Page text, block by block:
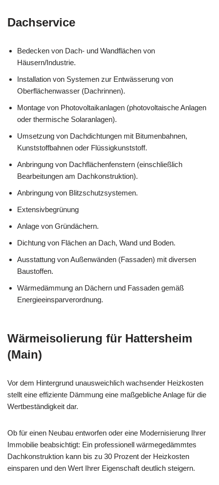
Dachservice
Bedecken von Dach- und Wandflächen von
Häusern/Industrie.
Installation von Systemen zur Entwässerung von
Oberflächenwasser (Dachrinnen).
Montage von Photovoltaikanlagen (photovoltaische Anlagen
oder thermische Solaranlagen).
Umsetzung von Dachdichtungen mit Bitumenbahnen,
Kunststoffbahnen oder Flüssigkunststoff.
Anbringung von Dachflächenfenstern (einschließlich
Bearbeitungen am Dachkonstruktion).
Anbringung von Blitzschutzsystemen.
Extensivbegrünung
Anlage von Gründächern.
Dichtung von Flächen an Dach, Wand und Boden.
Ausstattung von Außenwänden (Fassaden) mit diversen
Baustoffen.
Wärmedämmung an Dächern und Fassaden gemäß
Energieeinsparverordnung.
Wärmeisolierung für Hattersheim
(Main)
Vor dem Hintergrund unausweichlich wachsender Heizkosten
stellt eine effiziente Dämmung eine maßgebliche Anlage für die
Wertbeständigkeit dar.
Ob für einen Neubau entworfen oder eine Modernisierung Ihrer
Immobilie beabsichtigt: Ein professionell wärmegedämmtes
Dachkonstruktion kann bis zu 30 Prozent der Heizkosten
einsparen und den Wert Ihrer Eigenschaft deutlich steigern.